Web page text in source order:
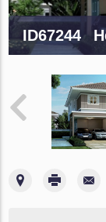
ID67244